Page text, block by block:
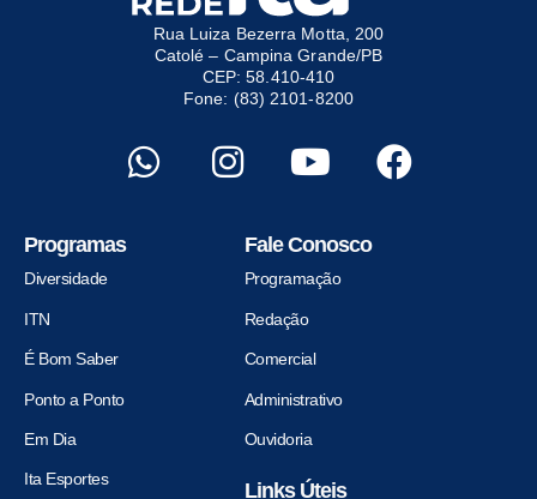
Rua Luiza Bezerra Motta, 200
Catolé – Campina Grande/PB
CEP: 58.410-410
Fone: (83) 2101-8200
Programas
Diversidade
ITN
É Bom Saber
Ponto a Ponto
Em Dia
Ita Esportes
Fale Conosco
Programação
Redação
Comercial
Administrativo
Ouvidoria
Links Úteis